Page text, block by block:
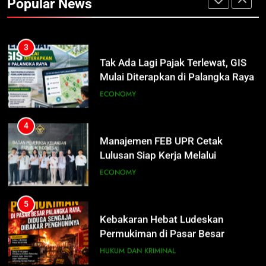
Popular News Luffy, Shinchan, hingga Doraemon
3
Tak Ada Lagi Pajak Terlewat, GIS
Mulai Diterapkan di Palangka Raya
4
Manajemen FEB UPR Cetak
Lulusan Siap Kerja Melalui
Program Magang Berdampak
5
Kebakaran Hebat Ludeskan
Permukiman di Pasar Besar
Palangka Raya, Diduga Sengaja
Dibakar Penghuninya